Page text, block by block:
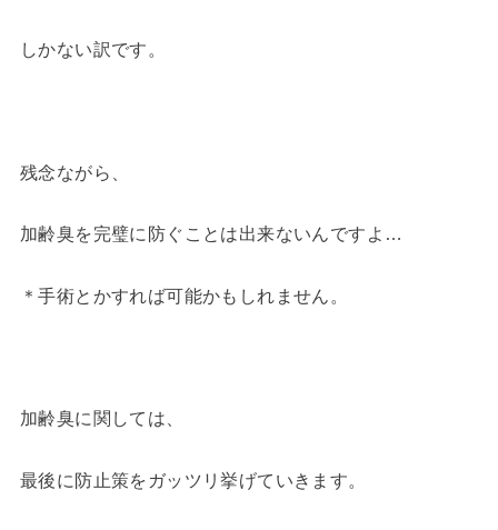
しかない訳です。
残念ながら、
加齢臭を完璧に防ぐことは出来ないんですよ…
＊手術とかすれば可能かもしれません。
加齢臭に関しては、
最後に防止策をガッツリ挙げていきます。